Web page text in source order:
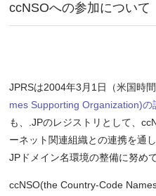
ccNSOへの参加について
JPRSは2004年3月1日（米国時
mes Supporting Organization)の
も、.JPのレジストリとして、
ーネット関連組織との連携を通
JPドメイン名環境の整備に努め
ccNSO(the Country-Code